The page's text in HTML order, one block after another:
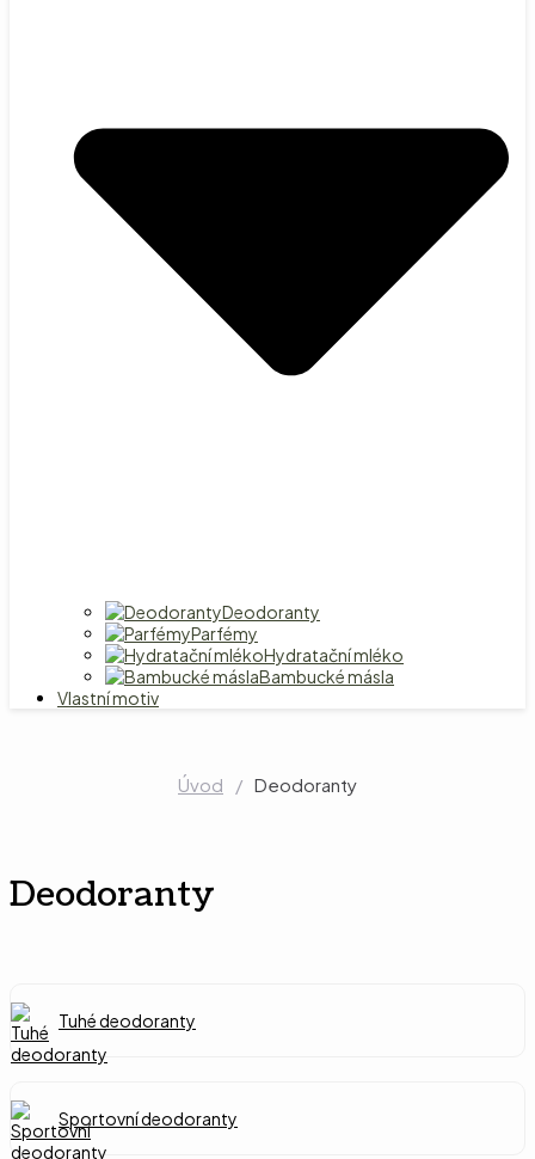
Deodoranty
Parfémy
Hydratační mléko
Bambucké másla
Vlastní motiv
Úvod / Deodoranty
Deodoranty
Tuhé deodoranty
Sportovní deodoranty